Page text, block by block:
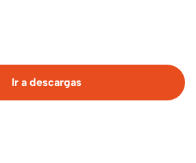
Ir a descargas